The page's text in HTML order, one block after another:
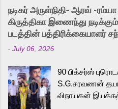
into the world of
released Tamil
strong
Adding to the
to the iconic
memorable
Raavan, “Oru
நடிகர் அருள்நிதி- ஆரவ் -
கிருத்திகா இணைந்து
படத்தின் பத்திரிக்கையாளர்
- July 06, 2026
90 பிக்சர்ஸ்
S.G.சரவணன்
விநாயகன்